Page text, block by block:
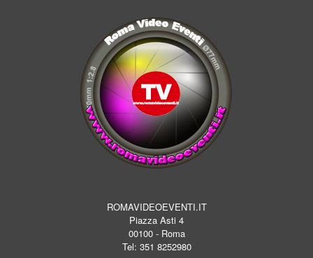
ROMAVIDEOEVENTI.IT
Piazza Asti 4
00100 - Roma
Tel: 351 8252980